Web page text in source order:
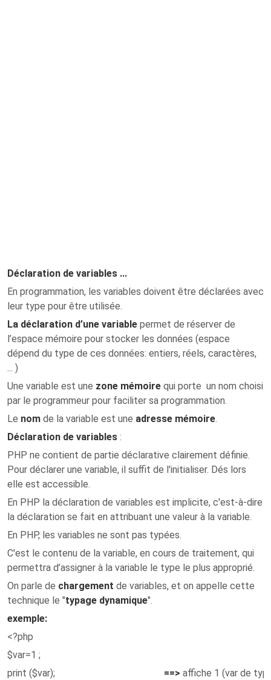
Déclaration de variables ...
En programmation, les variables doivent être déclarées avec
leur type pour être utilisée.
La déclaration d’une variable permet de réserver de
l’espace mémoire pour stocker les données (espace
dépend du type de ces données: entiers, réels, caractères,
... )
Une variable est une zone mémoire qui porte un nom choisi
par le programmeur pour faciliter sa programmation.
Le nom de la variable est une adresse mémoire.
Déclaration de variables :
PHP ne contient de partie déclarative clairement définie.
Pour déclarer une variable, il suffit de l'initialiser. Dés lors
elle est accessible.
En PHP la déclaration de variables est implicite, c'est-à-dire
la déclaration se fait en attribuant une valeur à la variable.
En PHP, les variables ne sont pas typées.
C'est le contenu de la variable, en cours de traitement, qui
permettra d’assigner à la variable le type le plus approprié.
On parle de chargement de variables, et on appelle cette
technique le "typage dynamique".
exemple:
<?php
$var=1 ;
print ($var);
==> affiche 1 (var de